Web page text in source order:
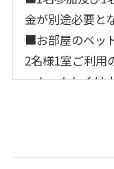
金が別途必要と
■お部屋のベッ
2名様1室ご利用
ーム」もしくは